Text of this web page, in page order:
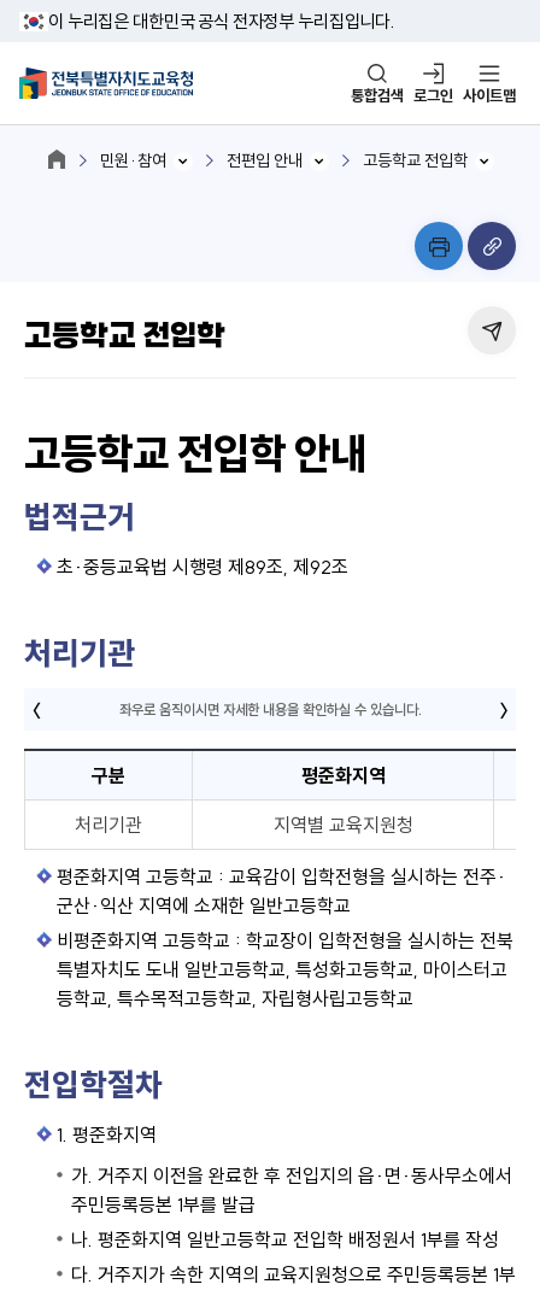
이 누리집은 대한민국 공식 전자정부 누리집입니다.
통합검색 로그인 사이트맵
민원·참여 전편입 안내 고등학교 전입학
고등학교 전입학
고등학교 전입학 안내
법적근거
초·중등교육법 시행령 제89조, 제92조
처리기관
구분 평준화지역
처리기관 지역별 교육지원청
평준화지역 고등학교 : 교육감이 입학전형을 실시하는 전주·
군산·익산 지역에 소재한 일반고등학교
비평준화지역 고등학교 : 학교장이 입학전형을 실시하는 전북
특별자치도 도내 일반고등학교, 특성화고등학교, 마이스터고
등학교, 특수목적고등학교, 자립형사립고등학교
전입학절차
1. 평준화지역
가. 거주지 이전을 완료한 후 전입지의 읍·면·동사무소에서
주민등록등본 1부를 발급
나. 평준화지역 일반고등학교 전입학 배정원서 1부를 작성
다. 거주지가 속한 지역의 교육지원청으로 주민등록등본 1부